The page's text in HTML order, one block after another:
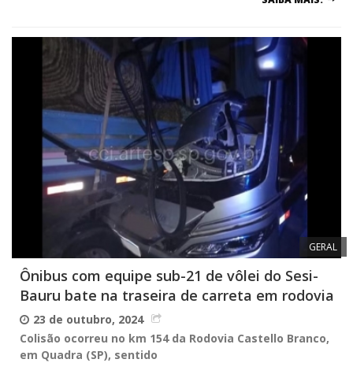
GERAL
Ônibus com equipe sub-21 de vôlei do Sesi-
Bauru bate na traseira de carreta em rodovia
23 de outubro, 2024
Colisão ocorreu no km 154 da Rodovia Castello Branco,
em Quadra (SP), sentido